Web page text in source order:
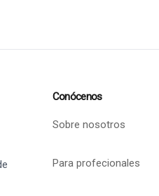
Conócenos
Sobre nosotros
Para profecionales